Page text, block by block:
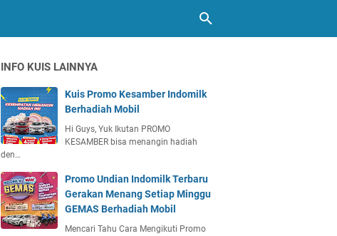
INFO KUIS LAINNYA
Kuis Promo Kesamber Indomilk
Berhadiah Mobil
Hi Guys, Yuk Ikutan PROMO
KESAMBER bisa menangin hadiah
den…
Promo Undian Indomilk Terbaru
Gerakan Menang Setiap Minggu
GEMAS Berhadiah Mobil
Mencari Tahu Cara Mengikuti Promo